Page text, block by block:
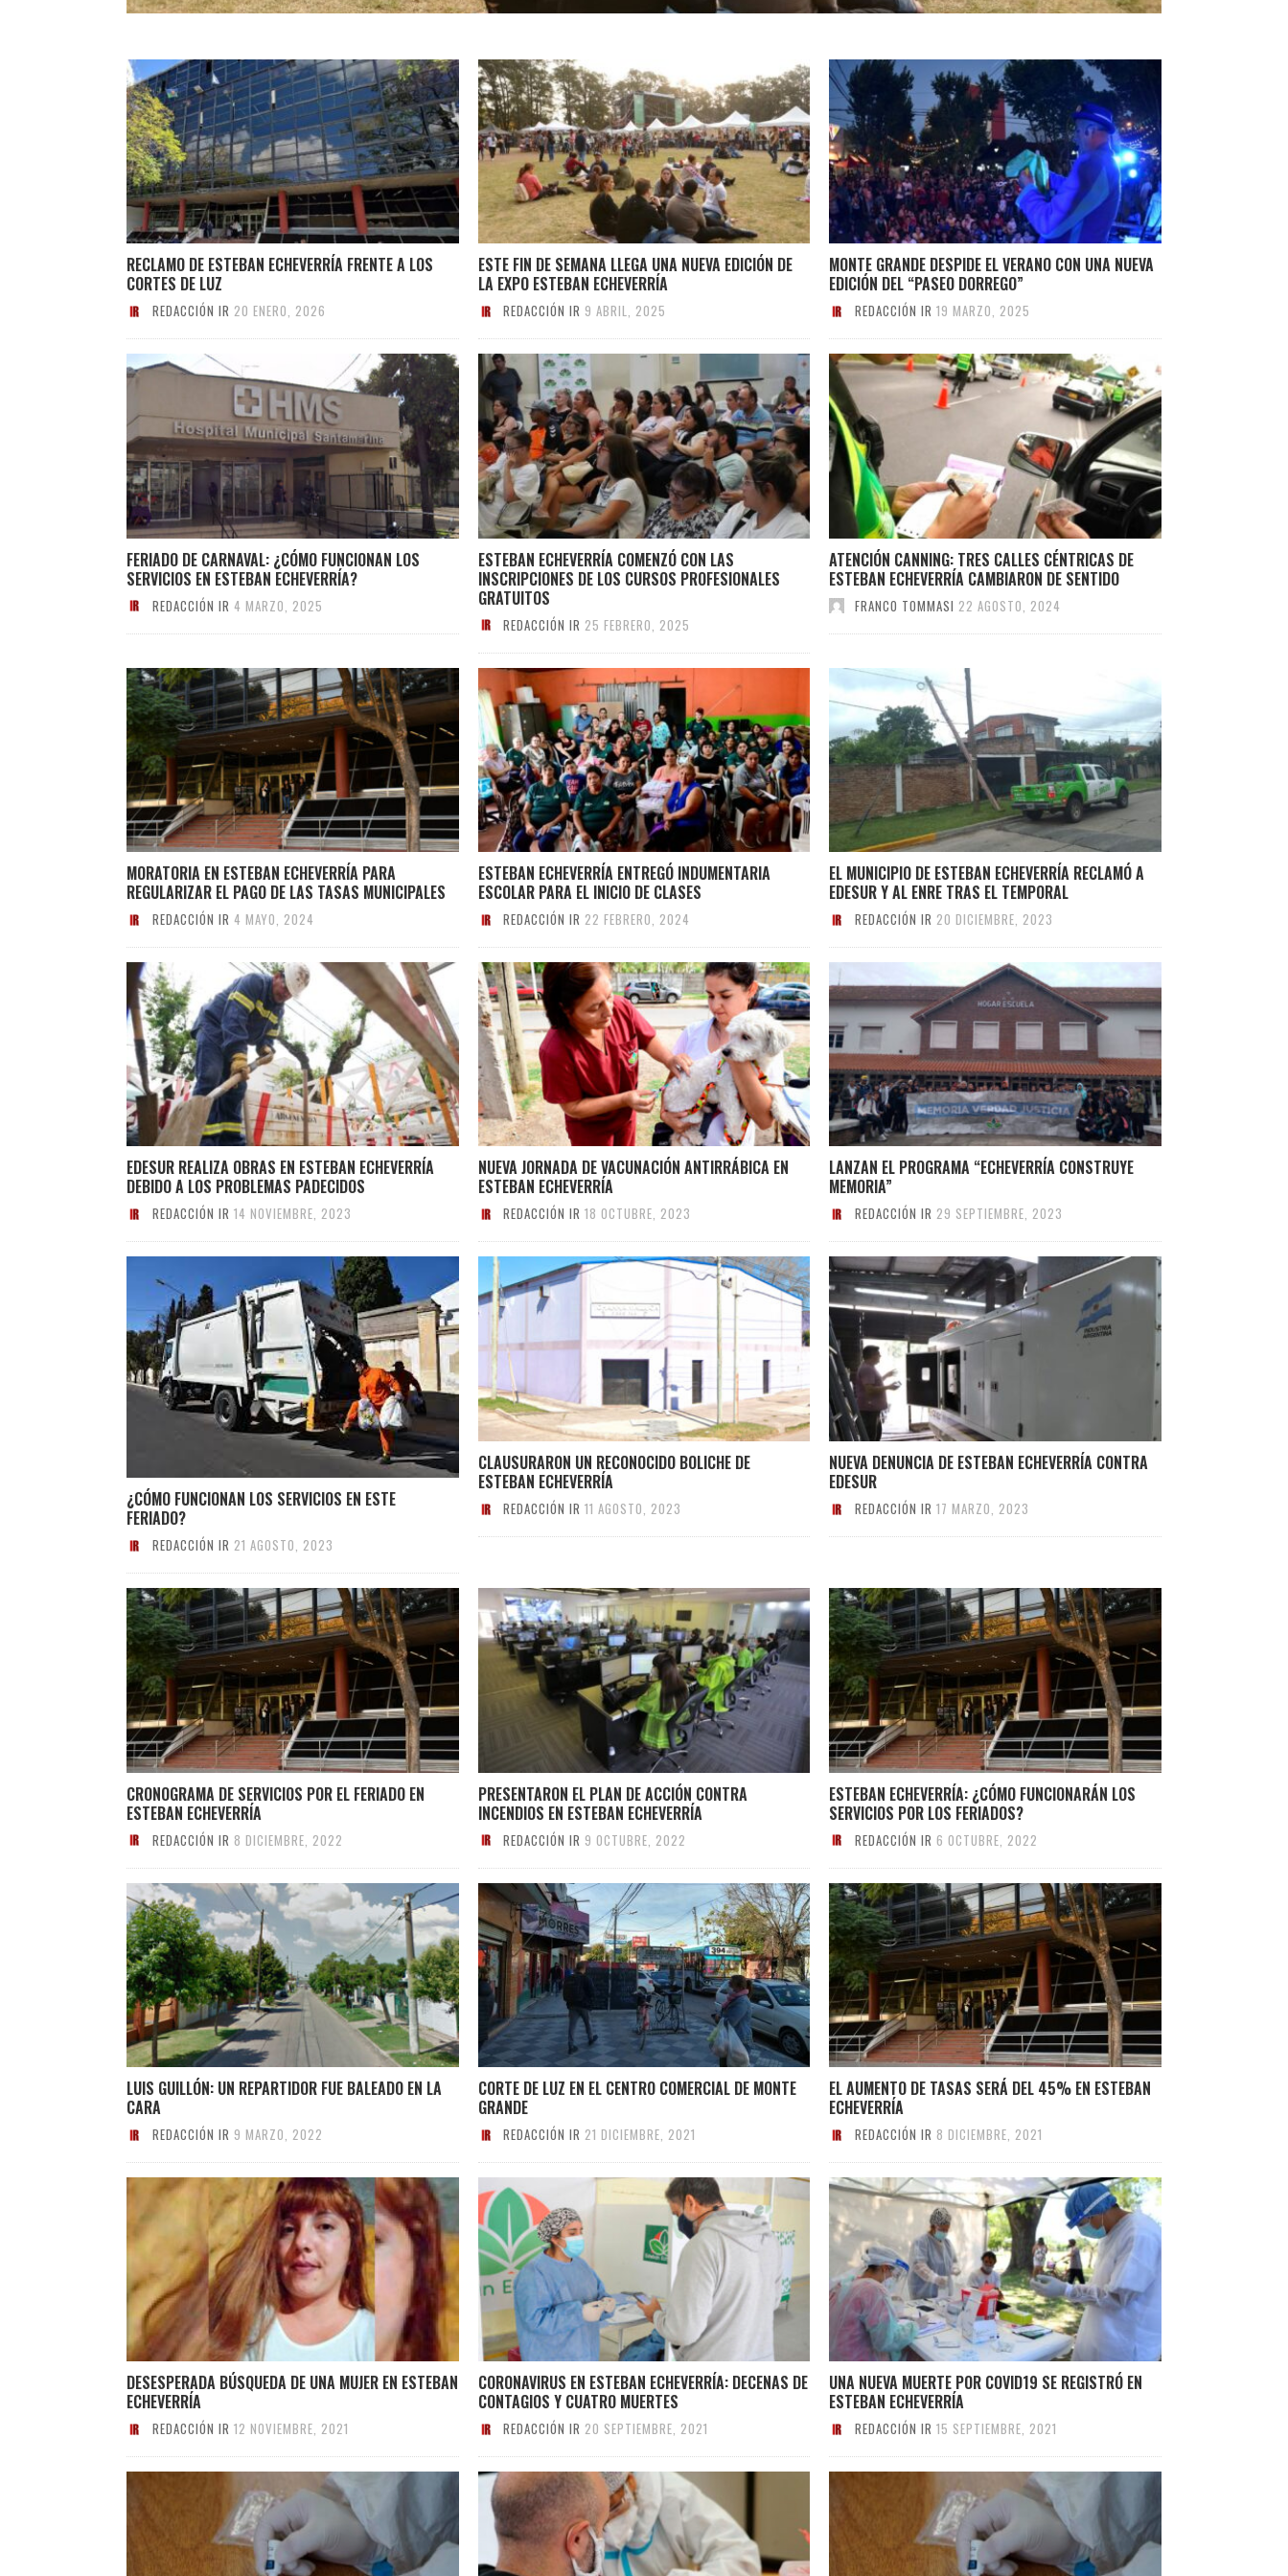
RECLAMO DE ESTEBAN ECHEVERRÍA FRENTE A LOS
CORTES DE LUZ
REDACCIÓN IR 20 ENERO, 2026
ESTE FIN DE SEMANA LLEGA UNA NUEVA EDICIÓN DE
LA EXPO ESTEBAN ECHEVERRÍA
REDACCIÓN IR 9 ABRIL, 2025
MONTE GRANDE DESPIDE EL VERANO CON UNA NUEVA
EDICIÓN DEL “PASEO DORREGO”
REDACCIÓN IR 19 MARZO, 2025
FERIADO DE CARNAVAL: ¿CÓMO FUNCIONAN LOS
SERVICIOS EN ESTEBAN ECHEVERRÍA?
REDACCIÓN IR 4 MARZO, 2025
ESTEBAN ECHEVERRÍA COMENZÓ CON LAS
INSCRIPCIONES DE LOS CURSOS PROFESIONALES
GRATUITOS
REDACCIÓN IR 25 FEBRERO, 2025
ATENCIÓN CANNING: TRES CALLES CÉNTRICAS DE
ESTEBAN ECHEVERRÍA CAMBIARON DE SENTIDO
FRANCO TOMMASI 22 AGOSTO, 2024
MORATORIA EN ESTEBAN ECHEVERRÍA PARA
REGULARIZAR EL PAGO DE LAS TASAS MUNICIPALES
REDACCIÓN IR 4 MAYO, 2024
ESTEBAN ECHEVERRÍA ENTREGÓ INDUMENTARIA
ESCOLAR PARA EL INICIO DE CLASES
REDACCIÓN IR 22 FEBRERO, 2024
EL MUNICIPIO DE ESTEBAN ECHEVERRÍA RECLAMÓ A
EDESUR Y AL ENRE TRAS EL TEMPORAL
REDACCIÓN IR 20 DICIEMBRE, 2023
EDESUR REALIZA OBRAS EN ESTEBAN ECHEVERRÍA
DEBIDO A LOS PROBLEMAS PADECIDOS
REDACCIÓN IR 14 NOVIEMBRE, 2023
NUEVA JORNADA DE VACUNACIÓN ANTIRRÁBICA EN
ESTEBAN ECHEVERRÍA
REDACCIÓN IR 18 OCTUBRE, 2023
LANZAN EL PROGRAMA “ECHEVERRÍA CONSTRUYE
MEMORIA”
REDACCIÓN IR 29 SEPTIEMBRE, 2023
¿CÓMO FUNCIONAN LOS SERVICIOS EN ESTE
FERIADO?
REDACCIÓN IR 21 AGOSTO, 2023
CLAUSURARON UN RECONOCIDO BOLICHE DE
ESTEBAN ECHEVERRÍA
REDACCIÓN IR 11 AGOSTO, 2023
NUEVA DENUNCIA DE ESTEBAN ECHEVERRÍA CONTRA
EDESUR
REDACCIÓN IR 17 MARZO, 2023
CRONOGRAMA DE SERVICIOS POR EL FERIADO EN
ESTEBAN ECHEVERRÍA
REDACCIÓN IR 8 DICIEMBRE, 2022
PRESENTARON EL PLAN DE ACCIÓN CONTRA
INCENDIOS EN ESTEBAN ECHEVERRÍA
REDACCIÓN IR 9 OCTUBRE, 2022
ESTEBAN ECHEVERRÍA: ¿CÓMO FUNCIONARÁN LOS
SERVICIOS POR LOS FERIADOS?
REDACCIÓN IR 6 OCTUBRE, 2022
LUIS GUILLÓN: UN REPARTIDOR FUE BALEADO EN LA
CARA
REDACCIÓN IR 9 MARZO, 2022
CORTE DE LUZ EN EL CENTRO COMERCIAL DE MONTE
GRANDE
REDACCIÓN IR 21 DICIEMBRE, 2021
EL AUMENTO DE TASAS SERÁ DEL 45% EN ESTEBAN
ECHEVERRÍA
REDACCIÓN IR 8 DICIEMBRE, 2021
DESESPERADA BÚSQUEDA DE UNA MUJER EN ESTEBAN
ECHEVERRÍA
REDACCIÓN IR 12 NOVIEMBRE, 2021
CORONAVIRUS EN ESTEBAN ECHEVERRÍA: DECENAS DE
CONTAGIOS Y CUATRO MUERTES
REDACCIÓN IR 20 SEPTIEMBRE, 2021
UNA NUEVA MUERTE POR COVID19 SE REGISTRÓ EN
ESTEBAN ECHEVERRÍA
REDACCIÓN IR 15 SEPTIEMBRE, 2021